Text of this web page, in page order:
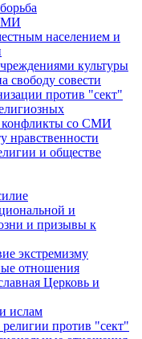
населением и
культуры
свободу совести
против "сект"
конфликты со СМИ
нравственности
и обществе
и
и призывы к
экстремизму
отношения
Церковь и
ислам
против "сект"